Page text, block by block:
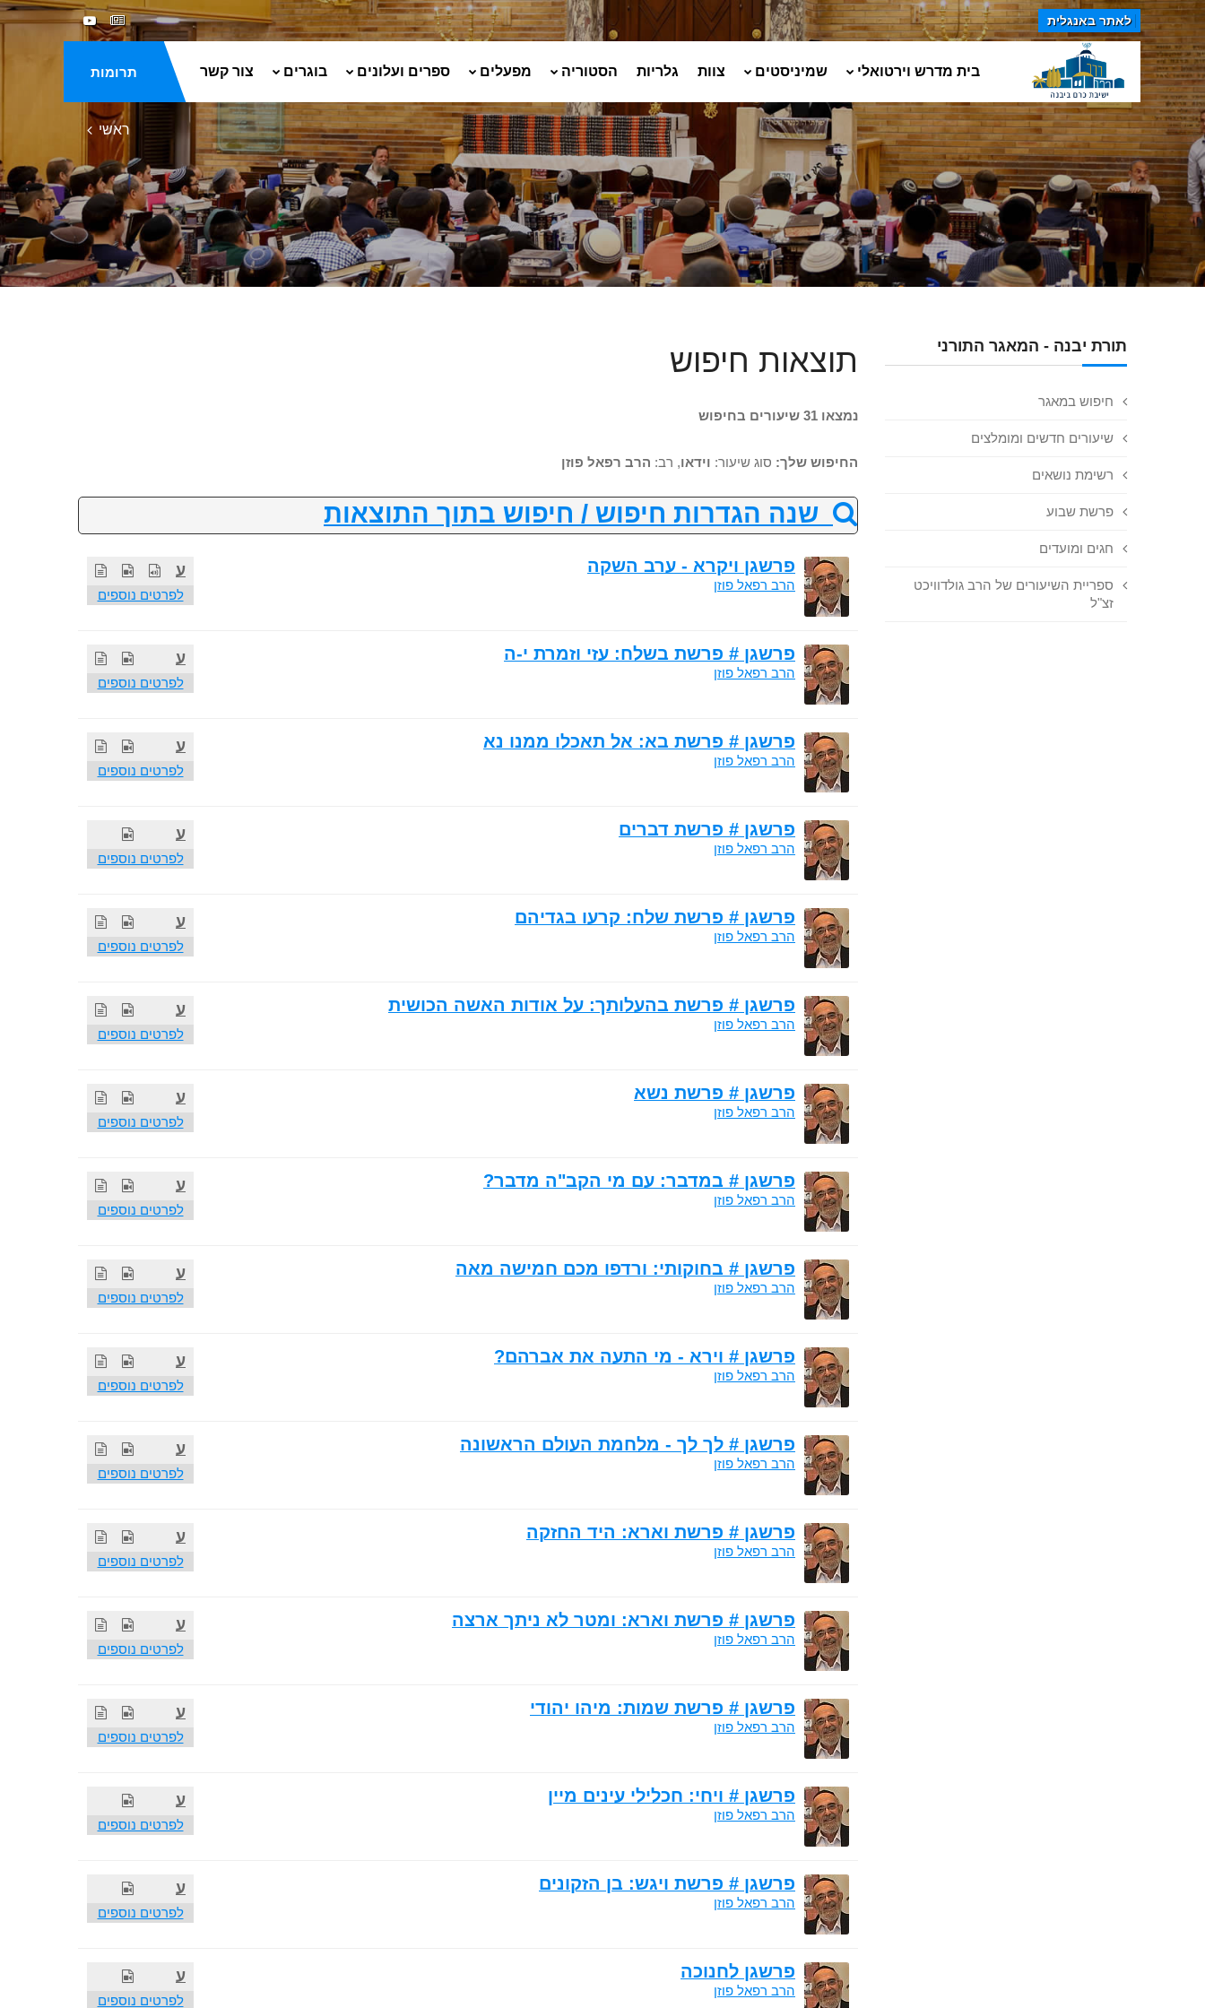
לאתר באנגלית
תרומות בית מדרש וירטואלי שמיניסטים צוות גלריות הסטוריה מפעלים ספרים ועלונים בוגרים צור קשר
ראשי
תורת יבנה - המאגר התורני
חיפוש במאגר
שיעורים חדשים ומומלצים
רשימת נושאים
פרשת שבוע
חגים ומועדים
ספריית השיעורים של הרב גולדוויכט
זצ"ל
תוצאות חיפוש
נמצאו 31 שיעורים בחיפוש
החיפוש שלך: סוג שיעור: וידאו, רב: הרב רפאל פוזן
שנה הגדרות חיפוש / חיפוש בתוך התוצאות
ע
לפרטים נוספים
פרשגן ויקרא - ערב השקה
הרב רפאל פוזן
ע
לפרטים נוספים
פרשגן # פרשת בשלח: עזי וזמרת י-ה
הרב רפאל פוזן
ע
לפרטים נוספים
פרשגן # פרשת בא: אל תאכלו ממנו נא
הרב רפאל פוזן
ע
לפרטים נוספים
פרשגן # פרשת דברים
הרב רפאל פוזן
ע
לפרטים נוספים
פרשגן # פרשת שלח: קרעו בגדיהם
הרב רפאל פוזן
ע
לפרטים נוספים
פרשגן # פרשת בהעלותך: על אודות האשה הכושית
הרב רפאל פוזן
ע
לפרטים נוספים
פרשגן # פרשת נשא
הרב רפאל פוזן
ע
לפרטים נוספים
פרשגן # במדבר: עם מי הקב"ה מדבר?
הרב רפאל פוזן
ע
לפרטים נוספים
פרשגן # בחוקותי: ורדפו מכם חמישה מאה
הרב רפאל פוזן
ע
לפרטים נוספים
פרשגן # וירא - מי התעה את אברהם?
הרב רפאל פוזן
ע
לפרטים נוספים
פרשגן # לך לך - מלחמת העולם הראשונה
הרב רפאל פוזן
ע
לפרטים נוספים
פרשגן # פרשת וארא: היד החזקה
הרב רפאל פוזן
ע
לפרטים נוספים
פרשגן # פרשת וארא: ומטר לא ניתך ארצה
הרב רפאל פוזן
ע
לפרטים נוספים
פרשגן # פרשת שמות: מיהו יהודי
הרב רפאל פוזן
ע
לפרטים נוספים
פרשגן # ויחי: חכלילי עינים מיין
הרב רפאל פוזן
ע
לפרטים נוספים
פרשגן # פרשת ויגש: בן הזקונים
הרב רפאל פוזן
ע
לפרטים נוספים
פרשגן לחנוכה
הרב רפאל פוזן